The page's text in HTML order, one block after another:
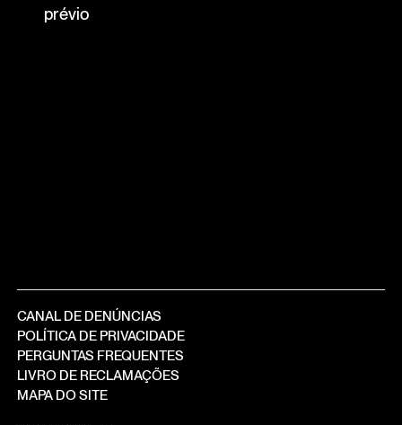
prévio
CANAL DE DENÚNCIAS
POLÍTICA DE PRIVACIDADE
PERGUNTAS FREQUENTES
LIVRO DE RECLAMAÇÕES
MAPA DO SITE